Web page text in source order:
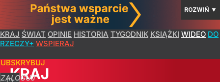
ROZWIŃ ▼
KRAJ ŚWIAT OPINIE HISTORIA TYGODNIK KSIĄŻKI WIDEO DO
RZECZY+ WSPIERAJ
ZALOGUJ
KRAJ